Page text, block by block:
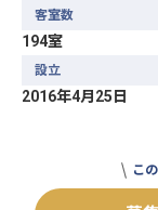
ご利用の流れ
無料 転
客室数
194室
設立
2016年4月25日
こ